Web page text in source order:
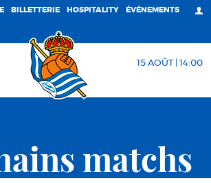
BILLETTERIE HOSPITALITY ÉVÉNEMENTS
15 AOÛT | 14:00
matchs